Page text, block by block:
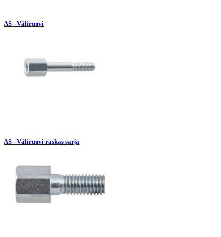
AS - Väliruuvi
AS - Väliruuvi raskas sarja